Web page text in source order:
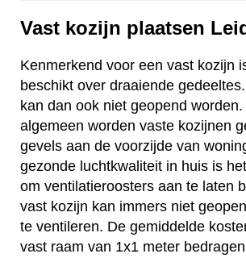
Vast kozijn plaatsen
Kenmerkend voor een vast kozijn
beschikt over draaiende
kan dan ook niet geopend
algemeen worden vaste kozijnen
gevels aan de voorzijde van
gezonde luchtkwaliteit in huis is
om ventilatieroosters aan te laten
vast kozijn kan immers niet
te ventileren. De gemiddelde
vast raam van 1x1 meter bedragen